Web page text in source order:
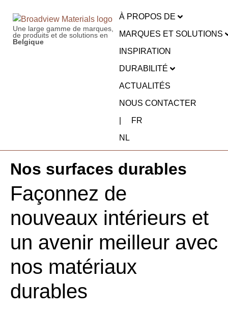
Une large gamme de marques,
de produits et de solutions en
Belgique
À PROPOS DE
MARQUES ET SOLUTIONS
INSPIRATION
DURABILITÉ
ACTUALITÉS
NOUS CONTACTER
FR
NL
Nos surfaces durables
Façonnez de
nouveaux intérieurs et
un avenir meilleur avec
nos matériaux
durables